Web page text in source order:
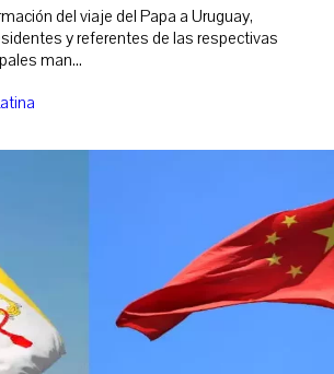
del viaje del Papa a Uruguay,
y referentes de las respectivas
man...